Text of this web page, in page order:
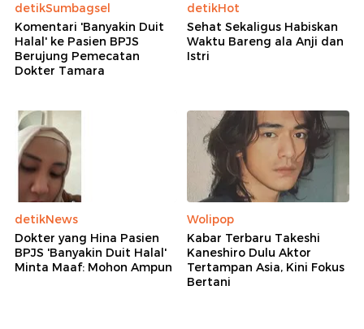
detikSumbagsel
Komentari 'Banyakin Duit
Halal' ke Pasien BPJS
Berujung Pemecatan
Dokter Tamara
detikHot
Sehat Sekaligus Habiskan
Waktu Bareng ala Anji dan
Istri
detikNews
Dokter yang Hina Pasien
BPJS 'Banyakin Duit Halal'
Minta Maaf: Mohon Ampun
Wolipop
Kabar Terbaru Takeshi
Kaneshiro Dulu Aktor
Tertampan Asia, Kini Fokus
Bertani